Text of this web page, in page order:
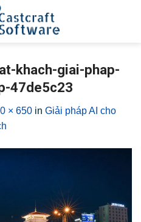
khach-giai-phap-
47de5c23
× 650 in Giải pháp AI cho